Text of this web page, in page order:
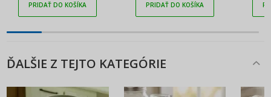
PRIDAŤ DO KOŠÍKA PRIDAŤ DO KOŠÍKA
ĎALŠIE Z TEJTO KATEGÓRIE